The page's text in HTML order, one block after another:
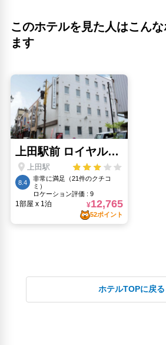
このホテルを見た人はこん
ます
ホテルTOPに戻る